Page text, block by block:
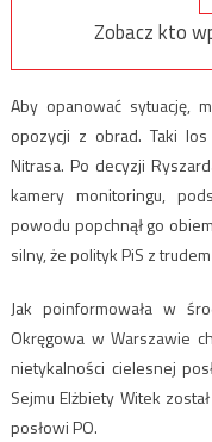
Zobacz kto
Aby opanować sytuację,
opozycji z obrad. Taki los
Nitrasa. Po decyzji
kamery monitoringu,
powodu popchnął go
silny, że polityk PiS z
Jak poinformowała w
Okręgowa w Warszawie
nietykalności cielesnej
Sejmu Elżbiety Witek
posłowi PO.